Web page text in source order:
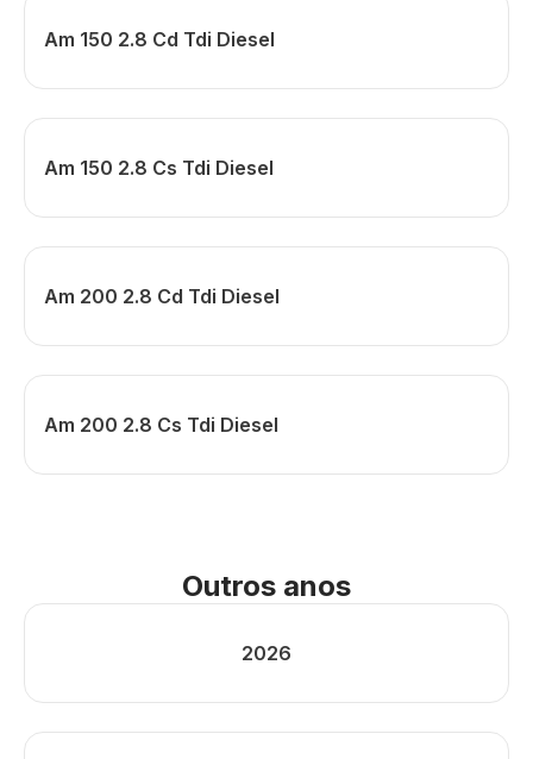
Am 150 2.8 Cd Tdi Diesel
Am 150 2.8 Cs Tdi Diesel
Am 200 2.8 Cd Tdi Diesel
Am 200 2.8 Cs Tdi Diesel
Outros anos
2026